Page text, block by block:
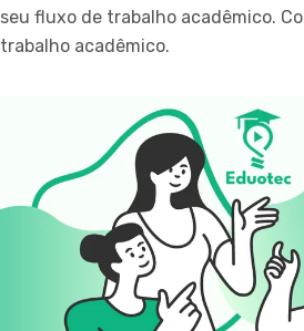
seu fluxo de trabalho acadêmico.
trabalho acadêmico.